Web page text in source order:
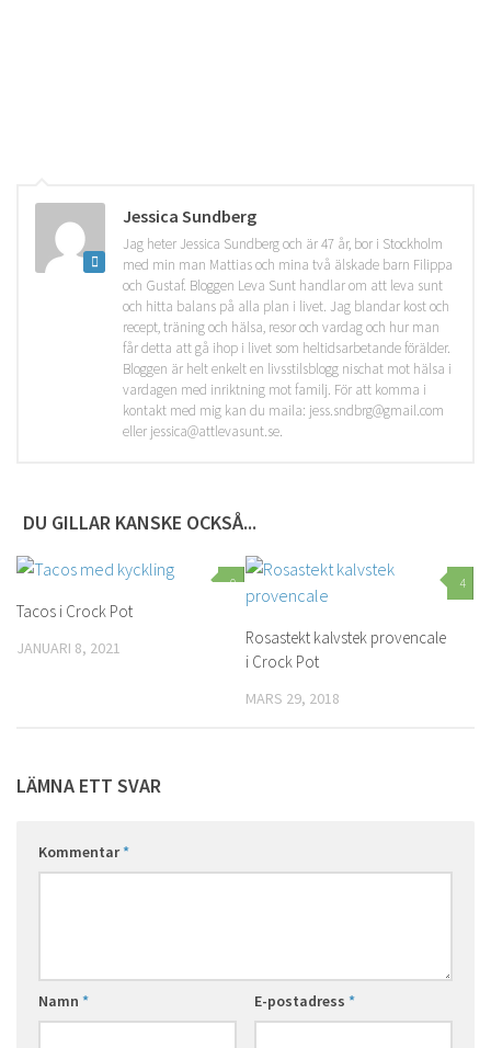
Jessica Sundberg
Jag heter Jessica Sundberg och är 47 år, bor i Stockholm
med min man Mattias och mina två älskade barn Filippa
och Gustaf. Bloggen Leva Sunt handlar om att leva sunt
och hitta balans på alla plan i livet. Jag blandar kost och
recept, träning och hälsa, resor och vardag och hur man
får detta att gå ihop i livet som heltidsarbetande förälder.
Bloggen är helt enkelt en livsstilsblogg nischat mot hälsa i
vardagen med inriktning mot familj. För att komma i
kontakt med mig kan du maila: jess.sndbrg@gmail.com
eller jessica@attlevasunt.se.
DU GILLAR KANSKE OCKSÅ...
0
Tacos i Crock Pot
JANUARI 8, 2021
4
Rosastekt kalvstek provencale
i Crock Pot
MARS 29, 2018
LÄMNA ETT SVAR
Kommentar*
Namn * E-postadress *